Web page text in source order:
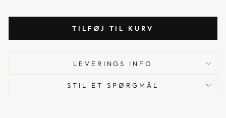
TILFØJ TIL KURV
LEVERINGS INFO
STIL ET SPØRGMÅL